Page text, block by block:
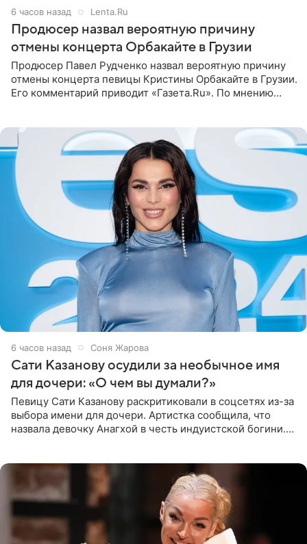
6 часов назад Lenta.Ru
Продюсер назвал вероятную причину
отмены концерта Орбакайте в Грузии
Продюсер Павел Рудченко назвал вероятную причину
отмены концерта певицы Кристины Орбакайте в Грузии.
Его комментарий приводит «Газета.Ru». По мнению
6 часов назад Соня Жарова
Сати Казанову осудили за необычное имя
для дочери: «О чем вы думали?»
Певицу Сати Казанову раскритиковали в соцсетях из-за
выбора имени для дочери. Артистка сообщила, что
назвала девочку Анагхой в честь индуистской богини.